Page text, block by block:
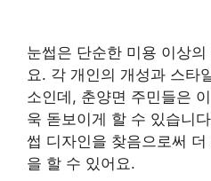
눈썹은 단순한 미용 이상
요. 각 개인의 개성과 스타
소인데, 춘양면 주민들은
욱 돋보이게 할 수 있습니
썹 디자인을 찾음으로써
을 할 수 있어요.